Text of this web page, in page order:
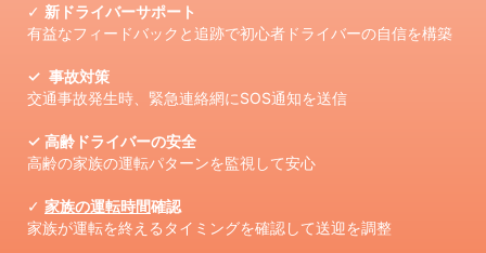
✓ 新ドライバーサポート
有益なフィードバックと追跡で初心者ドライバーの自信を構築
✓ 事故対策
交通事故発生時、緊急連絡網にSOS通知を送信
✓ 高齢ドライバーの安全
高齢の家族の運転パターンを監視して安心
✓ 家族の運転時間確認
家族が運転を終えるタイミングを確認して送迎を調整